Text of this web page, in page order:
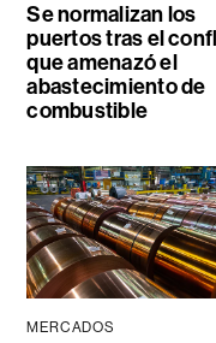
Se normalizan los
puertos tras el
que amenazó el
abastecimiento de
combustible
MERCADOS